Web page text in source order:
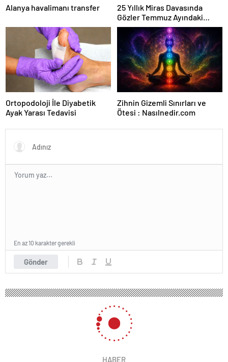
Alanya havalimanı transfer
25 Yıllık Miras Davasında
Gözler Temmuz Ayındaki
Karar Duruşmasına Çevrildi
Ortopodoloji İle Diyabetik
Ayak Yarası Tedavisi
Zihnin Gizemli Sınırları ve
Ötesi : Nasılnedir.com
Gönder
En az 10 karakter gerekli
HABER